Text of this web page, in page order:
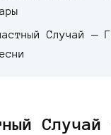
Случай —